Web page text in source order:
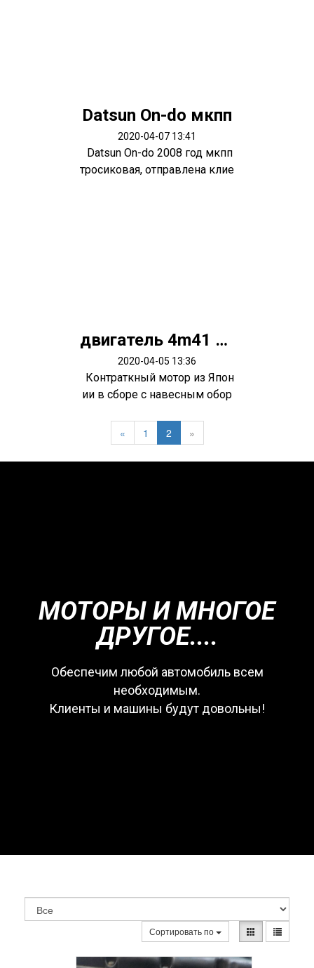
Datsun On-do мкпп
2020-04-07 13:41
Datsun On-do 2008 год мкпп
тросиковая, отправлена клие
двигатель 4m41 Pajero 3
2020-04-05 13:36
Контраткный мотор из Япон
ии в сборе с навесным обор
« 1 2 »
МОТОРЫ И МНОГОЕ
ДРУГОЕ....
Обеспечим любой автомобиль всем
необходимым.
Клиенты и машины будут довольны!
Сортировать по